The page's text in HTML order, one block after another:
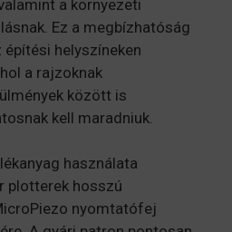
a környezeti
Ez a megbízhatóság
helyszíneken
a rajzoknak
között is
kell maradniuk.
használata
plotterek hosszú
nyomtatófej